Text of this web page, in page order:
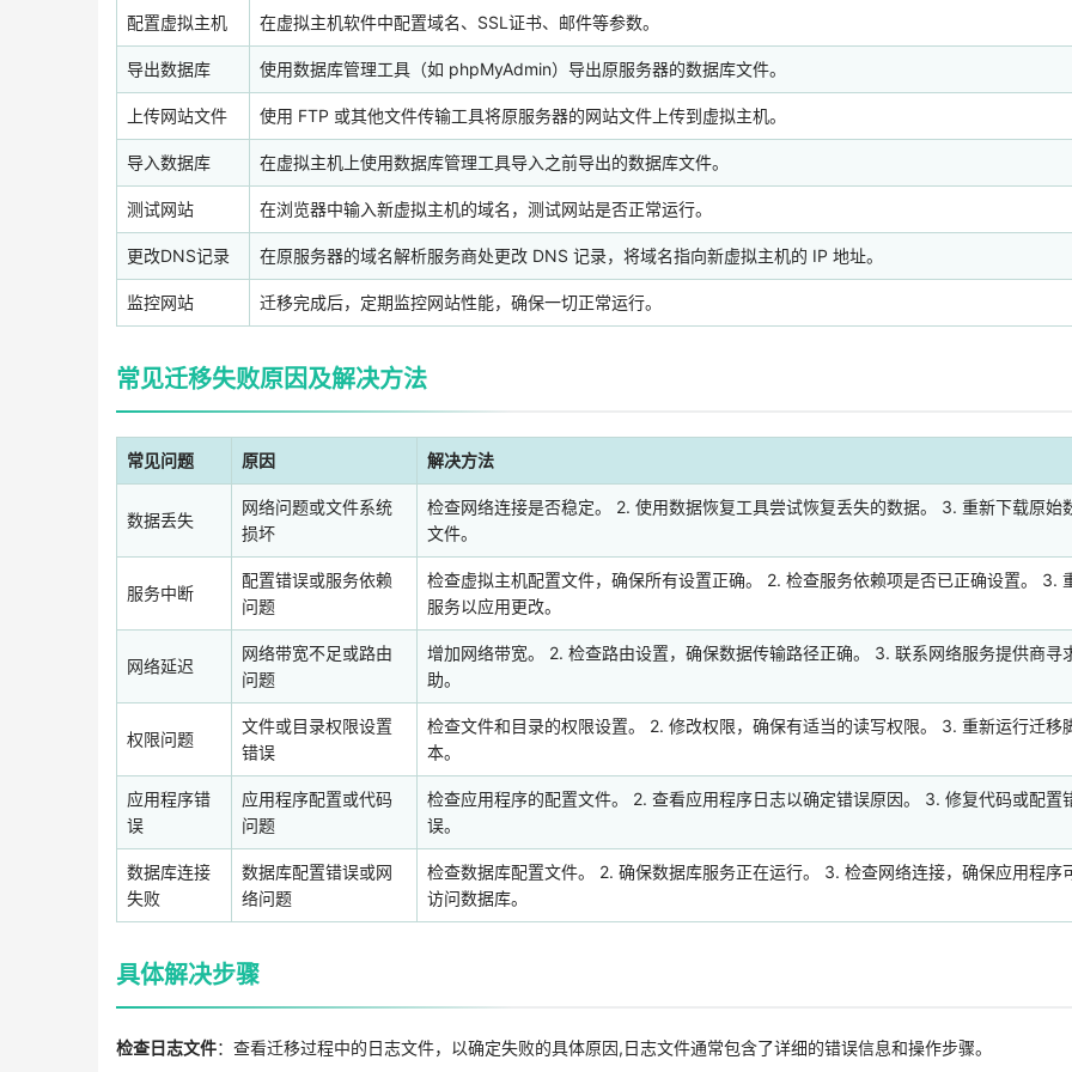
配置虚拟主机 在虚拟主机软件中配置域名、SSL证书、邮件等参数。
导出数据库 使用数据库管理工具（如 phpMyAdmin）导出原服务器的数据库文件。
上传网站文件 使用 FTP 或其他文件传输工具将原服务器的网站文件上传到虚拟主机。
导入数据库 在虚拟主机上使用数据库管理工具导入之前导出的数据库文件。
测试网站 在浏览器中输入新虚拟主机的域名，测试网站是否正常运行。
更改DNS记录 在原服务器的域名解析服务商处更改 DNS 记录，将域名指向新虚拟主机的 IP 地址。
监控网站 迁移完成后，定期监控网站性能，确保一切正常运行。
常见迁移失败原因及解决方法
常见问题 原因 解决方法
数据丢失
网络问题或文件系统
损坏
检查网络连接是否稳定。 2. 使用数据恢复工具尝试恢复丢失的数据。 3. 重新下载原始
文件。
服务中断
配置错误或服务依赖
问题
检查虚拟主机配置文件，确保所有设置正确。 2. 检查服务依赖项是否已正确设置。 3.
服务以应用更改。
网络延迟
网络带宽不足或路由
问题
增加网络带宽。 2. 检查路由设置，确保数据传输路径正确。 3. 联系网络服务提供商寻
助。
权限问题
文件或目录权限设置
错误
检查文件和目录的权限设置。 2. 修改权限，确保有适当的读写权限。 3. 重新运行迁移
本。
应用程序错
误
应用程序配置或代码
问题
检查应用程序的配置文件。 2. 查看应用程序日志以确定错误原因。 3. 修复代码或配置
误。
数据库连接
失败
数据库配置错误或网
络问题
检查数据库配置文件。 2. 确保数据库服务正在运行。 3. 检查网络连接，确保应用程序
访问数据库。
具体解决步骤
检查日志文件：查看迁移过程中的日志文件，以确定失败的具体原因,日志文件通常包含了详细的错误信息和操作步骤。